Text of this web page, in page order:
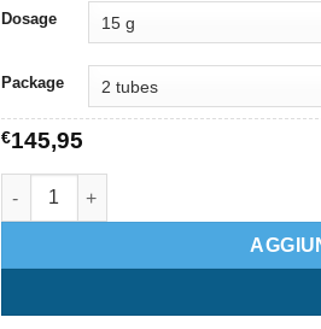
Dosage
Package
€145,95
Temovate quantità